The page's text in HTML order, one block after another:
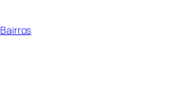
Bairros